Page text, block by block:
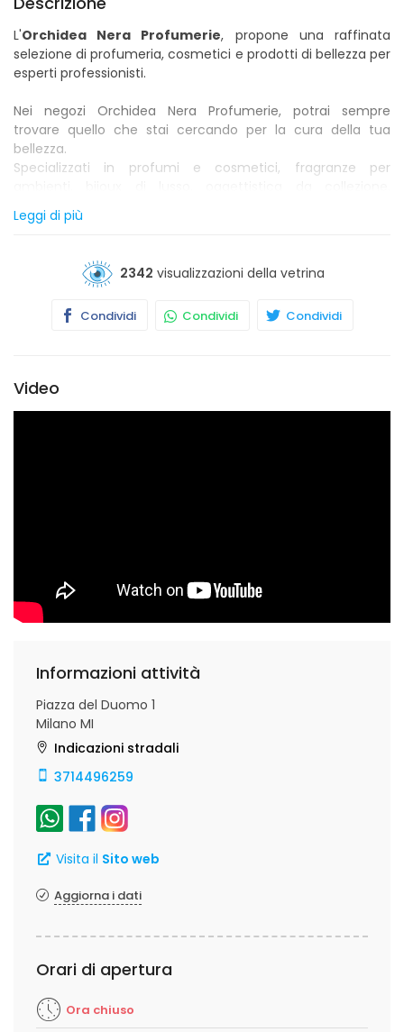
L'Orchidea Nera Profumerie, propone una raffinata
selezione di profumeria, cosmetici e prodotti di bellezza per
esperti professionisti.
Nei negozi Orchidea Nera Profumerie, potrai sempre
trovare quello che stai cercando per la cura della tua
bellezza.
Specializzati in profumi e cosmetici, fragranze per
pochette da cerimonia, accessori per capelli, eleganti set
da manicure e da rasatura, prodotti professionali per
La grande esperienza nel settore, la professionalità, la
consigliare il cliente e di orientarlo all'interno della grande
La Orchidea Nera Profumerie ha selezionato i migliori
cinquant'anni, gli stessi livelli di sempre.
Presso i nostri atelier si svolgono incontri individuali
ogni occasione.
Leggi di più
2342 visualizzazioni della vetrina
Condividi Condividi Condividi
Video
Informazioni attività
Piazza del Duomo 1
Milano MI
Indicazioni stradali
3714496259
Visita il Sito web
Aggiorna i dati
Orari di apertura
Ora chiuso